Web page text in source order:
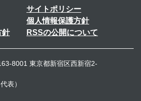
サイトポリシー
個人情報保護方針
針
RSSの公開について
8001 東京都新宿区西新宿2-
表）